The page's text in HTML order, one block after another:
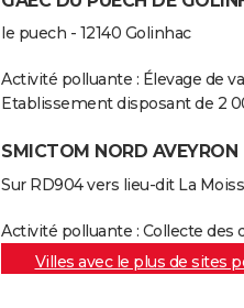
le puech - 12140 Golinhac
Activité polluante : Élevage de
Etablissement disposant de 2
SMICTOM NORD AVEYRON
Sur RD904 vers lieu-dit La
Activité polluante : Collecte des
Villes avec le plus de sites